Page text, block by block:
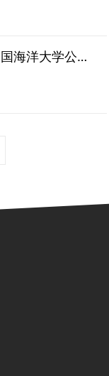
青岛交响乐团走进中国海洋大学公益演出